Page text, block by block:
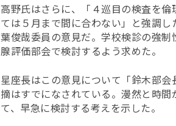
高野氏はさらに、「４巡目の検査を
ては５月まで間に合わない」と強調
葉俊哉委員の意見だ。学校検診の強
腺評価部会で検討するよう求めた。
星座長はこの意見について「鈴木部
摘はすでになされている。漫然と時
て、早急に検討する考えを示した。